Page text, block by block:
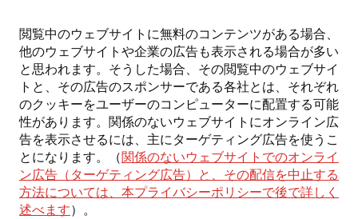
閲覧中のウェブサイトに無料のコンテンツがある場合、
他のウェブサイトや企業の広告も表示される場合が多い
と思われます。そうした場合、その閲覧中のウェブサイ
トと、その広告のスポンサーである各社とは、それぞれ
のクッキーをユーザーのコンピューターに配置する可能
性があります。関係のないウェブサイトにオンライン広
告を表示させるには、主にターゲティング広告を使うこ
とになります。（関係のないウェブサイトでのオンライ
ン広告（ターゲティング広告）と、その配信を中止する
方法については、本プライバシーポリシーで後で詳しく
述べます）。